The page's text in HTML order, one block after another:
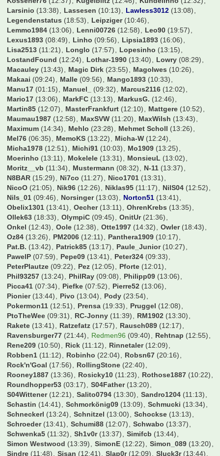
Harry2019(07:09) Harry54(13:44) Hederborusse(22:58)
Henning (11:15) HerrZog17(22:56) Holle09(13:05)
Howie(12:00) Hupe(13:19) Icey245(09:49)
Ingolf(11:57) International(17:40) Isi40 (13:21)
J_0n1(17:53) Jaggabites (13:35) Janer(11:26) Janl
Jens1957 (12:22) Jenshs(09:51) Jenson(20:58)
Jeronimo (13:06) JoeMcJoe(13:29) Johnny Kuster(10:39)
JohnnyEuro(13:19) Jonas99(12:27) JonasKamper(13:43)
Jonas_98(13:02) Jotze(12:01) Jugger87 (13:43)
Jules Rimet(12:32) Just_FCBCGN(13:36) K.B.89(10:28)
KaWi74 (12:36) Kago(18:16) Kapllani99(09:26)
Karel(11:25) Kartenfahnder(09:50) Kartograph(13:35)
Kern(13:24) Kevin94 (21:03) KevinKuranyi22(10:33)
Kevin_173(12:34) KiGoe83(13:41) KiKo (09:26)
KickerKingdom(13:44) Kimmich32(23:36)
King20087 (11:43) Kingsmania(12:56) Klaxon(12:50)
Kleine Zicke(13:22) KleineLilie(13:21) Knaddly(06:52)
Koellefornia(10:15) Konfrontation(12:18)
Kosseher76(12:37) Kugelblitz(12:46) Kundelinho
Larsinio(13:38) Lassesen(10:13) Lawless3012(13:08)
Legendenstatus(18:53) Leipziger (10:46)
Lemmo1984(13:06) Lenni00726(12:58) Leo90(19:57)
Lexus1893(08:49) Linho(09:56) Lipsia1893 (16:06)
Lisa2513(11:21) Longlo(17:57) Lopesinho(13:15)
LostandFound (12:24) Lothar-1990(13:40) Lowry(08:29)
Macauley(13:43) Magic Dirk(23:55) Magolwes(10:26)
Makaai
(09:24) Malle(09:56) Mango1893(10:33)
Manu17(01:15) Manuel_ (09:32) Marcus2116(12:02)
Mario17(13:06) MarkFC(13:13) MarkusG.(12:46)
Martin85(12:07) MasterFrankfurt(12:10) Mattgere
Maumau1987(12:58) MaxSVW(11:20) MaxWilsh
Maximum(14:34) Mehlo(23:28) Mehmet Scholl(13:26)
Mel76(06:35) MemoKS (13:22) Micha-W(12:24)
Micha1978(12:51) Michi91(10:03) Mo1909(13:25)
Moerinho(13:11) Mokelele(13:31) MonsieuL(13:02)
Moritz__vb(11:34) Mustermann(08:32) N-11(13:37)
N8BAR(15:29) Ni7co(11:27) Nico1701(13:31)
NicoO(21:05) Nik96 (12:26) Niklas95(11:17)
Nils_01(09:46) Norsinger(13:03) Norton51(13:41)
Obelix1301(13:41) Oecher(13:11) OhrenKrebs
Ollek63(18:33) OlympiC(09:45) OnitUr (21:36)
Onkel(12:43) Oole(12:38) Otte1997(14:32) Owler(18:43)
Oz84(13:26) PM2006(12:11) Panthera1909(10:17)
Pat.B.(13:42) Patrick85(13:17) Paule_Junior(10:27)
PawelP(07:59) Pepe09(13:41) Peter324(09:33)
PeterPlautze(09:22) Pez(12:05) Pforte(12:01)